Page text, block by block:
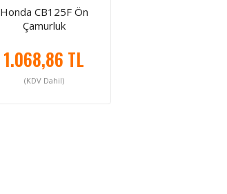
Honda CB125F Ön
Çamurluk
1.068,86 TL
(KDV Dahil)